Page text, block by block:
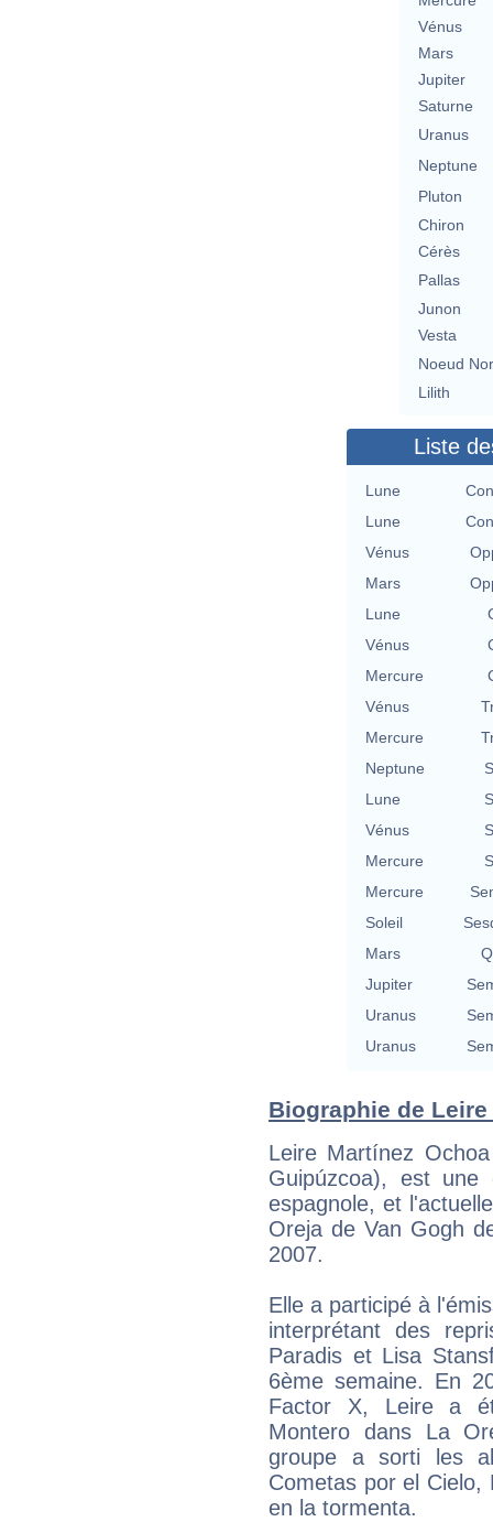
Vénus
Mars
Jupiter
Saturne
Uranus
Neptune
Pluton
Chiron
Cérès
Pallas
Junon
Vesta
Noeud
Lilith
Liste
Lune
Lune
Vénus
Mars
Lune
Vénus
Mercure
Vénus
Mercure
Neptune
Lune
Vénus
Mercure
Mercure
Soleil
Mars
Jupiter
Uranus
Uranus
Biographie de
Leire Martínez
Guipúzcoa), est une
espagnole, et
Oreja de Van Gogh
2007.
Elle a participé à
interprétant des
Paradis et Lisa
6ème semaine. En
Factor X, Leire a
Montero dans La
groupe a sorti les
Cometas por el Cielo,
en la tormenta.